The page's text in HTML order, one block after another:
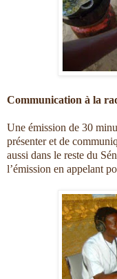
Communication à la
Une émission de 30
présenter et de
aussi dans le reste du
l’émission en appelant